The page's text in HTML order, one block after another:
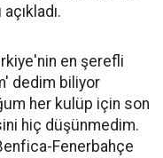
en şerefli
dedim biliyor
her kulüp için son
hiç düşünmedim.
Fenerbahçe